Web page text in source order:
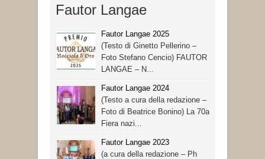
Fautor Langae
Fautor Langae 2025
(Testo di Ginetto Pellerino –
Foto Stefano Cencio) FAUTOR
LANGAE – N...
Fautor Langae 2024
(Testo a cura della redazione –
Foto di Beatrice Bonino) La 70a
Fiera nazi...
Fautor Langae 2023
(a cura della redazione – Ph